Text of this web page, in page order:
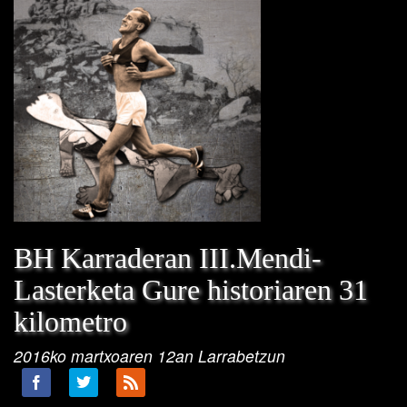
BH Karraderan III.Mendi-
Lasterketa Gure historiaren 31
kilometro
2016ko martxoaren 12an Larrabetzun